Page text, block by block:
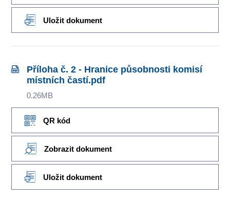
Uložit dokument
Příloha č. 2 - Hranice působnosti komisí
místních častí.pdf
0.26MB
QR kód
Zobrazit dokument
Uložit dokument